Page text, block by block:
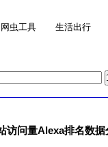
网虫工具 生活出行
访问量Alexa排名数据